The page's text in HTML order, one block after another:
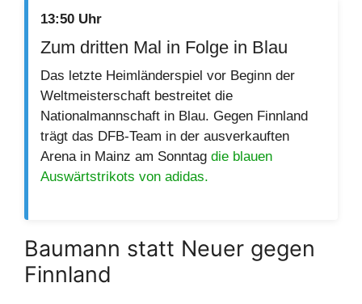
13:50 Uhr
Zum dritten Mal in Folge in Blau
Das letzte Heimländerspiel vor Beginn der
Weltmeisterschaft bestreitet die
Nationalmannschaft in Blau. Gegen Finnland
trägt das DFB-Team in der ausverkauften
Arena in Mainz am Sonntag die blauen
Auswärtstrikots von adidas.
Baumann statt Neuer gegen
Finnland